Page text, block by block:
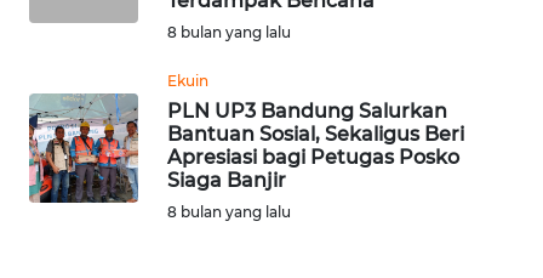
8 bulan yang lalu
Ekuin
PLN UP3 Bandung Salurkan
Bantuan Sosial, Sekaligus Beri
Apresiasi bagi Petugas Posko
Siaga Banjir
8 bulan yang lalu
WN
BANTEN